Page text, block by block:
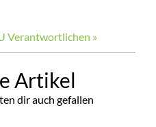
Verantwortlichen »
Artikel
dir auch gefallen